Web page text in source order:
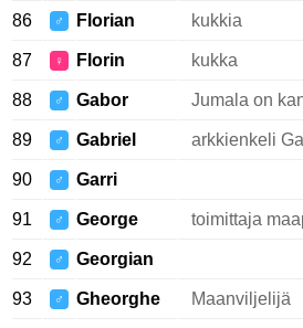
86 ♂ Florian kukkia
87 ♀ Florin kukka
88 ♂ Gabor Jumala on
89 ♂ Gabriel arkkienkeli
90 ♂ Garri
91 ♂ George toimittaja
92 ♂ Georgian
93 ♂ Gheorghe Maanviljelijä